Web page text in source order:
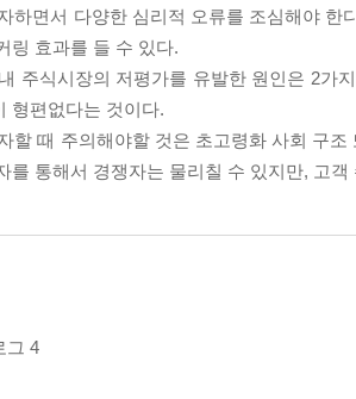
하면서 다양한 심리적 오류를 조심해야 한
링 효과를 들 수 있다.
주식시장의 저평가를 유발한 원인은 2가
형편없다는 것이다.
할 때 주의해야할 것은 초고령화 사회 구
를 통해서 경쟁자는 물리칠 수 있지만, 고
그 4